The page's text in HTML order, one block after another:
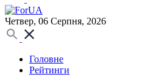
Четвер, 06 Серпня, 2026
Головне
Рейтинги